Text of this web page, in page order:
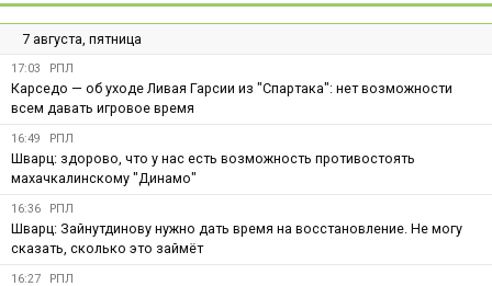
7 августа, пятница
17:03 РПЛ
Карседо — об уходе Ливая Гарсии из "Спартака": нет возможности
всем давать игровое время
16:49 РПЛ
Шварц: здорово, что у нас есть возможность противостоять
махачкалинскому "Динамо"
16:36 РПЛ
Шварц: Зайнутдинову нужно дать время на восстановление. Не могу
сказать, сколько это займёт
16:27 РПЛ